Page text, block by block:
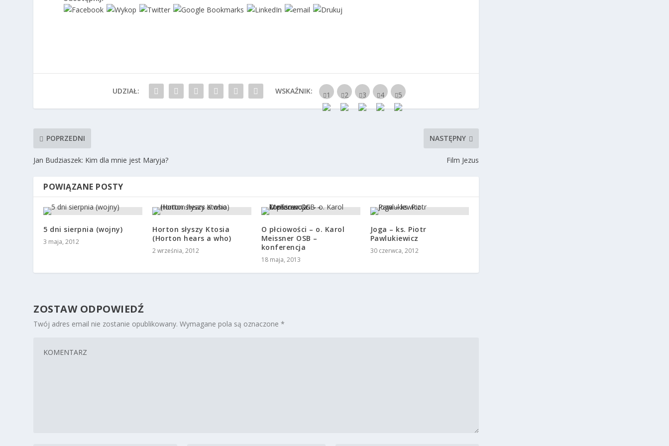
UDZIAŁ: WSKAŹNIK:
POPRZEDNI
Jan Budziaszek: Kim dla mnie jest Maryja?
NASTĘPNY
Film Jezus
POWIĄZANE POSTY
5 dni sierpnia (wojny)
3 maja, 2012
Horton słyszy Ktosia
(Horton hears a who)
2 września, 2012
O płciowości – o. Karol
Meissner OSB –
konferencja
18 maja, 2013
Joga – ks. Piotr
Pawlukiewicz
30 czerwca, 2012
ZOSTAW ODPOWIEDŹ
Twój adres email nie zostanie opublikowany. Wymagane pola są oznaczone*